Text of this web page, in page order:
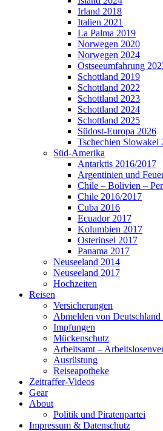
Irland 2018
Italien 2021
La Palma 2019
Norwegen 2020
Norwegen 2024
Ostseeumfahrung
Schottland 2019
Schottland 2022
Schottland 2023
Schottland 2024
Schottland 2025
Südost-Europa 2026
Tschechien Slowakei
Süd-Amerika
Antarktis 2016/2017
Argentinien und
Chile – Bolivien –
Chile 2016/2017
Cuba 2016
Ecuador 2017
Kolumbien 2017
Osterinsel 2017
Panama 2017
Neuseeland 2014
Neuseeland 2017
Hochzeiten
Reisen
Versicherungen
Abmelden von
Impfungen
Mückenschutz
Arbeitsamt –
Ausrüstung
Reiseapotheke
Zeitraffer-Videos
Gear
About
Politik und Piratenpartei
Impressum & Datenschutz